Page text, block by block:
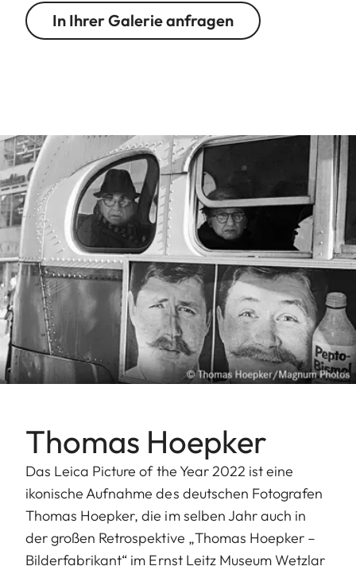
In Ihrer Galerie anfragen
Thomas Hoepker
Das Leica Picture of the Year 2022 ist eine
ikonische Aufnahme des deutschen Fotografen
Thomas Hoepker, die im selben Jahr auch in
der großen Retrospektive „Thomas Hoepker –
Bilderfabrikant“ im Ernst Leitz Museum Wetzlar